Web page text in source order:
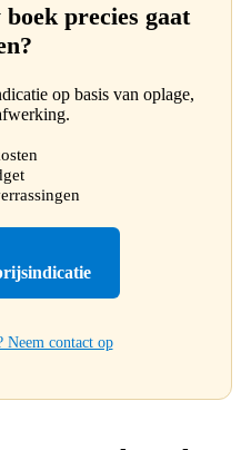
precies gaat
op basis van oplage,
Neem contact op